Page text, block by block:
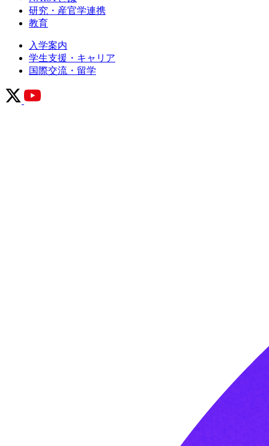
研究・産官学連携
教育
入学案内
学生支援・キャリア
国際交流・留学